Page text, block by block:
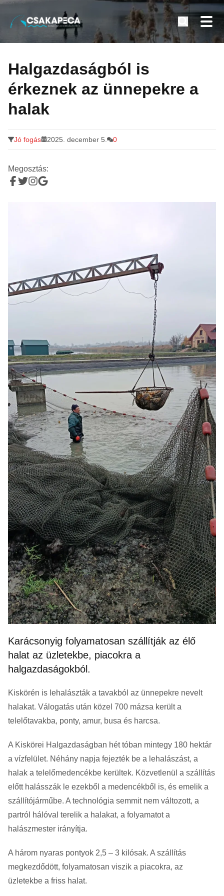
tartalomra
Minden a horgászatról
Halgazdaságból is
érkeznek az ünnepekre a
halak
Jó fogás 2025. december 5. 0
Megosztás:
Karácsonyig folyamatosan szállítják az élő
halat az üzletekbe, piacokra a
halgazdaságokból.
Kiskörén is lehalászták a tavakból az ünnepekre nevelt
halakat. Válogatás után közel 700 mázsa került a
telelőtavakba, ponty, amur, busa és harcsa.
A Kiskörei Halgazdaságban hét tóban mintegy 180 hektár
a vízfelület. Néhány napja fejezték be a lehalászást, a
halak a telelőmedencékbe kerültek. Közvetlenül a szállítás
előtt halásszák le ezekből a medencékből is, és emelik a
szállítójárműbe. A technológia semmit nem változott, a
partról hálóval terelik a halakat, a folyamatot a
halászmester irányítja.
A három nyaras pontyok 2,5 – 3 kilósak. A szállítás
megkezdődött, folyamatosan viszik a piacokra, az
üzletekbe a friss halat.